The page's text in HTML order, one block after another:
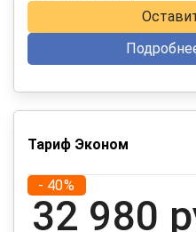
Тариф Эконом
- 40%
32 980